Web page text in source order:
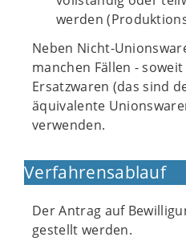
werden
Neben Nicht-
manchen Fällen -
Ersatzwaren (das sind
äquivalente
verwenden.
Verfahrensablauf
Der Antrag auf
gestellt werden.